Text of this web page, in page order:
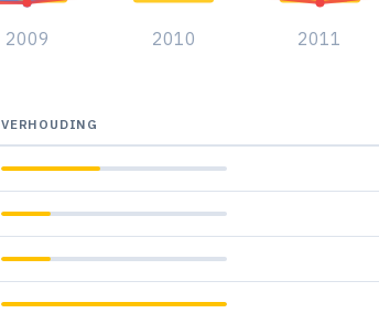
2009 2010 2011
VERHOUDING